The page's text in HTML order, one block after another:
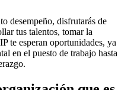
desempeño, disfrutarás de
tus talentos, tomar la
te esperan oportunidades, ya
en el puesto de trabajo hasta